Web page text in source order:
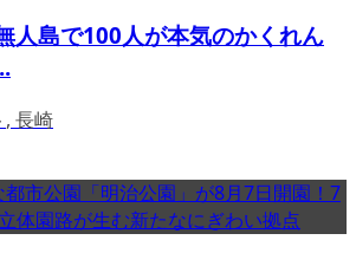
人島で100人が本気のかくれん
, 長崎